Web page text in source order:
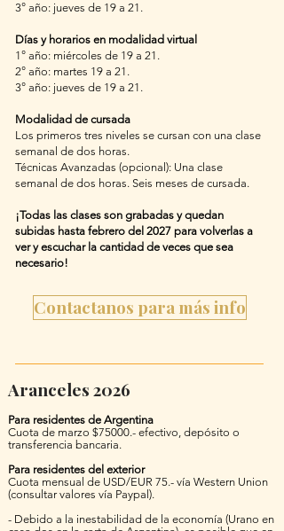
3° año: jueves de 19 a 21.
Días y horarios en modalidad virtual
1° año: miércoles de 19 a 21.
2° año: martes 19 a 21.
3° año: jueves de 19 a 21.
Modalidad de cursada
Los primeros tres niveles se cursan con una clase
semanal de dos horas.
Técnicas Avanzadas (opcional): Una clase
semanal de dos horas. Seis meses de cursada.
¡Todas las clases son grabadas y quedan
subidas hasta febrero del 2027 para volverlas a
ver y escuchar la cantidad de veces que sea
necesario!
Contactanos para más info
Aranceles 2026
Para residentes de Argentina
Cuota de marzo $75000.- efectivo, depósito o
transferencia bancaria.
Para residentes del exterior
Cuota mensual de USD/EUR 75.- vía Western Union
(consultar valores vía Paypal).
- Debido a la inestabilidad de la economía (Urano en